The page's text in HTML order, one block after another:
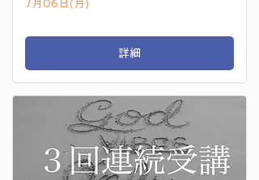
7月06日(月)
詳細